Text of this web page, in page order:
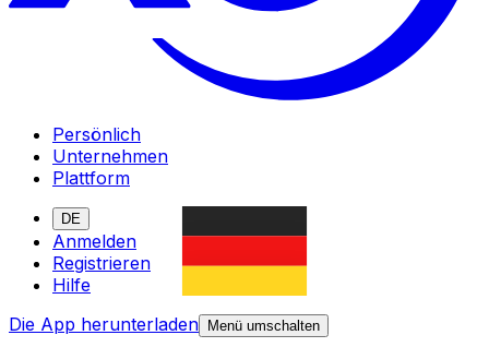
Persönlich
Unternehmen
Plattform
DE
Anmelden
Registrieren
Hilfe
Die App herunterladen
Menü umschalten